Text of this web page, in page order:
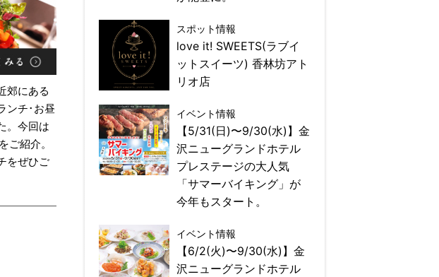
郊にある
ンチ･お昼
。今回は
紹介。
をぜひご
スポット情報
love it! SWEETS(ラブイ
ットスイーツ) 香林坊アト
リオ店
イベント情報
【5/31(日)〜9/30(水)】金
沢ニューグランドホテル
プレステージの大人気
「サマーバイキング」が
今年もスタート。
イベント情報
【6/2(火)〜9/30(水)】金
沢ニューグランドホテル